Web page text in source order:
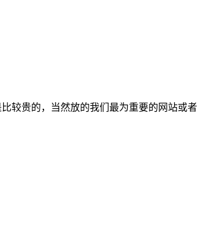
较贵的，当然放的我们最为重要的网站或者